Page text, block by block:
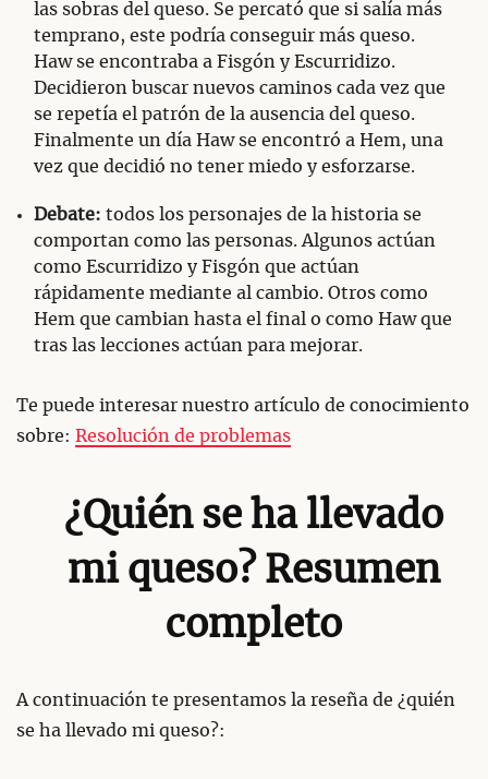
las sobras del queso. Se percató que si salía más
temprano, este podría conseguir más queso.
Haw se encontraba a Fisgón y Escurridizo.
Decidieron buscar nuevos caminos cada vez que
se repetía el patrón de la ausencia del queso.
Finalmente un día Haw se encontró a Hem, una
vez que decidió no tener miedo y esforzarse.
Debate: todos los personajes de la historia se
comportan como las personas. Algunos actúan
como Escurridizo y Fisgón que actúan
rápidamente mediante al cambio. Otros como
Hem que cambian hasta el final o como Haw que
tras las lecciones actúan para mejorar.
Te puede interesar nuestro artículo de conocimiento
sobre: Resolución de problemas
¿Quién se ha llevado
mi queso? Resumen
completo
A continuación te presentamos la reseña de ¿quién
se ha llevado mi queso?: